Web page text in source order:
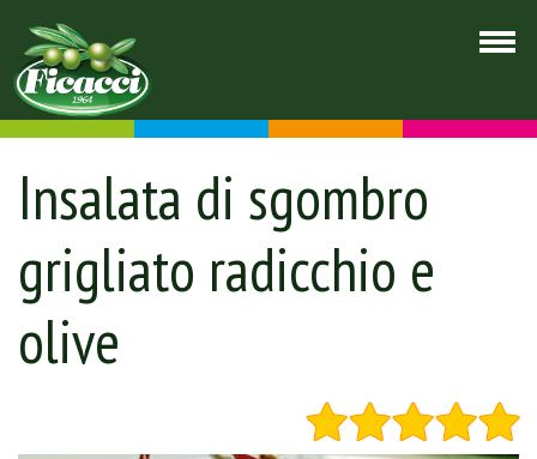
Insalata di sgombro
grigliato radicchio e
olive